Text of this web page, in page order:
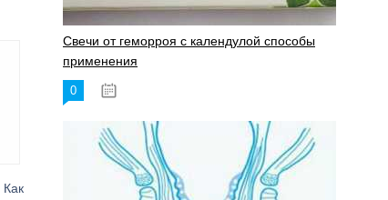
Как
Свечи от геморроя с календулой способы
применения
0